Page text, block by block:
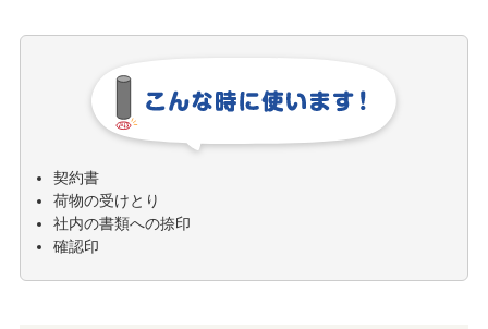
契約書
荷物の受けとり
社内の書類への捺印
確認印